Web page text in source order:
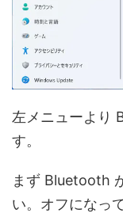
左メニューより
す。
まず Bluetooth
い。オフになっ